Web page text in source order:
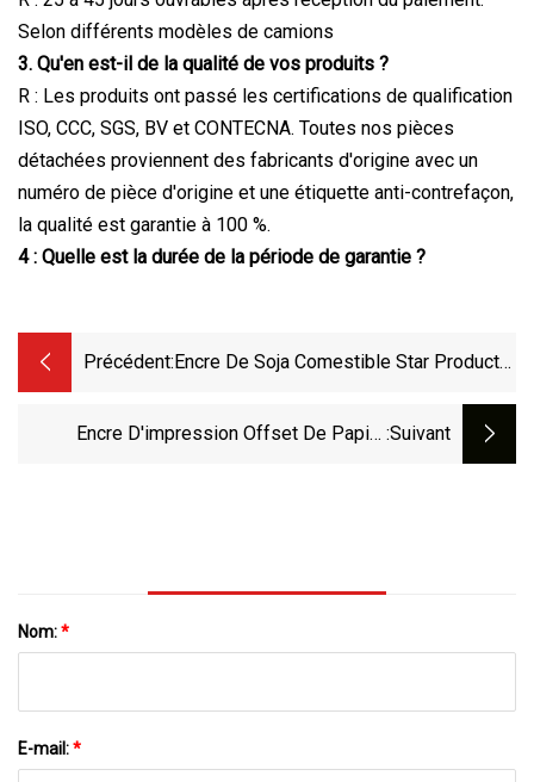
Selon différents modèles de camions
3. Qu'en est-il de la qualité de vos produits ?
R : Les produits ont passé les certifications de qualification
ISO, CCC, SGS, BV et CONTECNA. Toutes nos pièces
détachées proviennent des fabricants d'origine avec un
numéro de pièce d'origine et une étiquette anti-contrefaçon,
la qualité est garantie à 100 %.
4 : Quelle est la durée de la période de garantie ?
Précédent: Encre De Soja Comestible Star Products,
Spéciale
Encre D'impression Offset De Papier :suivant
Nom:*
E-mail:*